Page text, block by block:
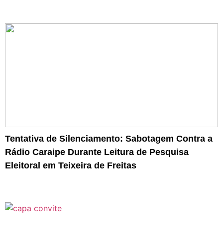
Tentativa de Silenciamento: Sabotagem Contra a
Rádio Caraipe Durante Leitura de Pesquisa
Eleitoral em Teixeira de Freitas